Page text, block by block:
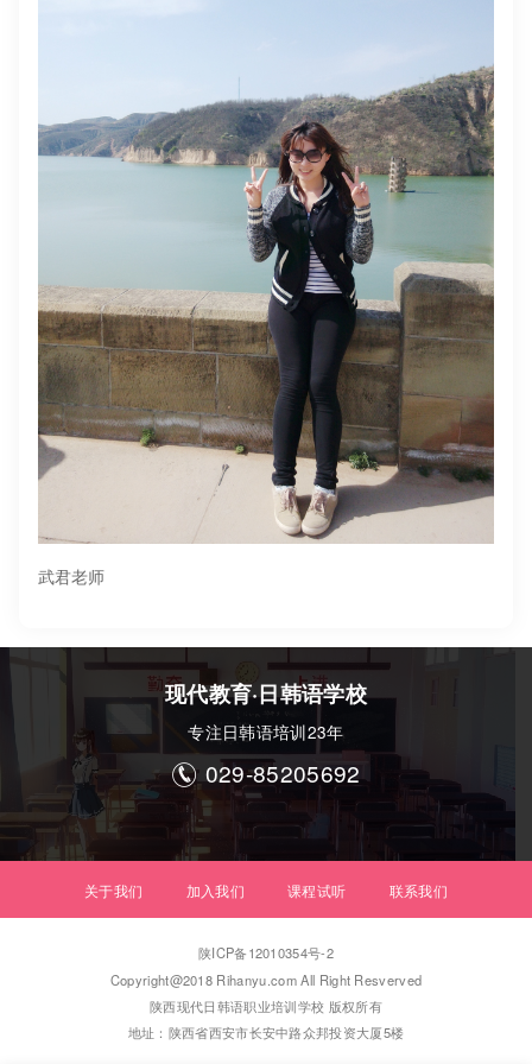
武君老师
现代教育·日韩语学校
专注日韩语培训23年
 029-85205692
关于我们 加入我们 课程试听 联系我们
陕ICP备12010354号-2
Copyright@2018 Rihanyu.com All Right Resverved
陕西现代日韩语职业培训学校 版权所有
地址：陕西省西安市长安中路众邦投资大厦5楼